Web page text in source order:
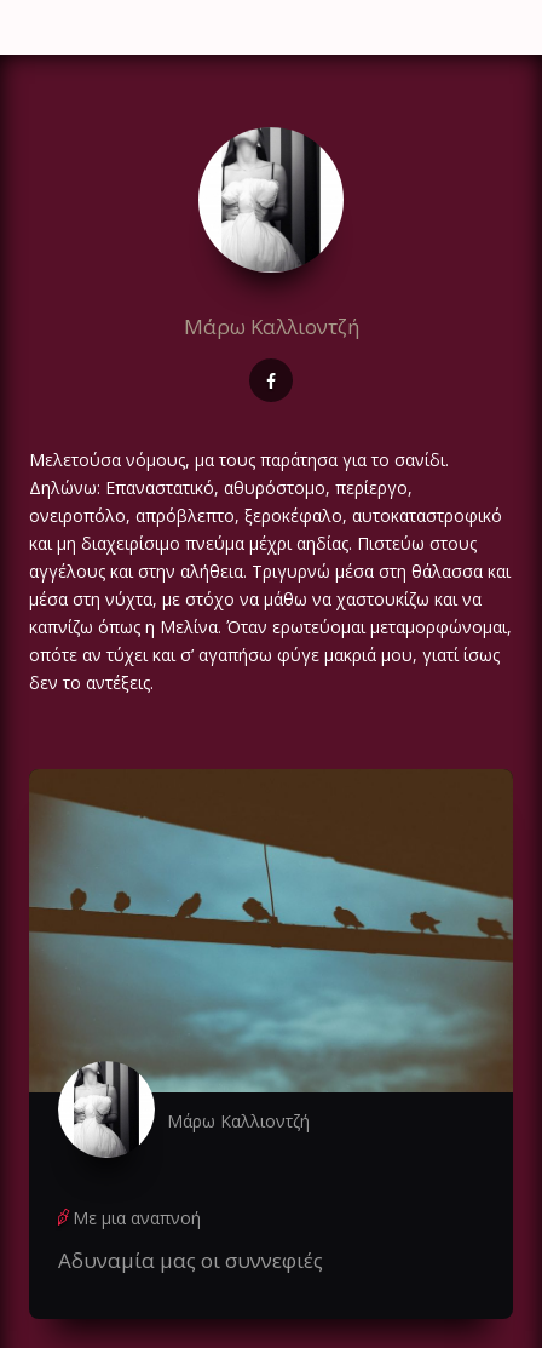
Μάρω Καλλιοντζή
Μελετούσα νόμους, μα τους παράτησα για το σανίδι.
Δηλώνω: Επαναστατικό, αθυρόστομο, περίεργο,
ονειροπόλο, απρόβλεπτο, ξεροκέφαλο, αυτοκαταστροφικό
και μη διαχειρίσιμο πνεύμα μέχρι αηδίας. Πιστεύω στους
αγγέλους και στην αλήθεια. Τριγυρνώ μέσα στη θάλασσα και
μέσα στη νύχτα, με στόχο να μάθω να χαστουκίζω και να
καπνίζω όπως η Μελίνα. Όταν ερωτεύομαι μεταμορφώνομαι,
οπότε αν τύχει και σ’ αγαπήσω φύγε μακριά μου, γιατί ίσως
δεν το αντέξεις.
Μάρω Καλλιοντζή
Με μια αναπνοή
Αδυναμία μας οι συννεφιές